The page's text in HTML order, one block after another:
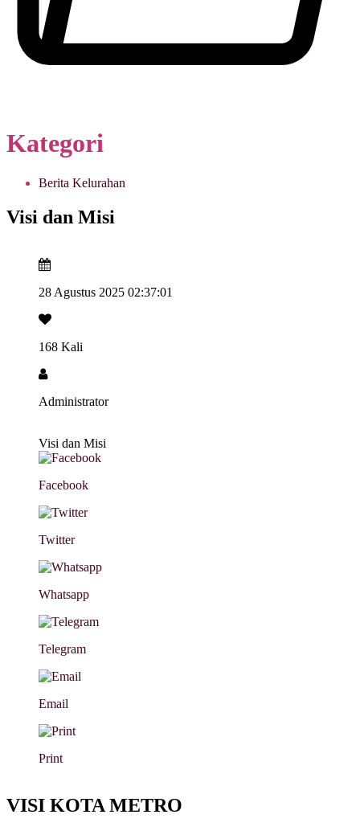
Kategori
Berita Kelurahan
Visi dan Misi
28 Agustus 2025 02:37:01
168 Kali
Administrator
Visi dan Misi
Facebook
Twitter
Whatsapp
Telegram
Email
Print
VISI KOTA METRO